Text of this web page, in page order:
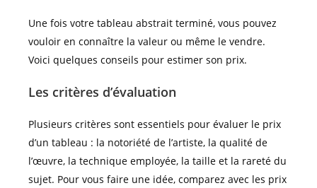
Une fois votre tableau abstrait terminé, vous pouvez
vouloir en connaître la valeur ou même le vendre.
Voici quelques conseils pour estimer son prix.
Les critères d’évaluation
Plusieurs critères sont essentiels pour évaluer le prix
d’un tableau : la notoriété de l’artiste, la qualité de
l’œuvre, la technique employée, la taille et la rareté du
sujet. Pour vous faire une idée, comparez avec les prix